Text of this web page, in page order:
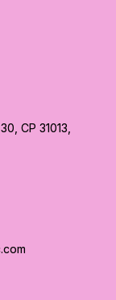
CP 31013,